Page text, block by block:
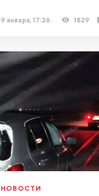
9 января, 17:26 1829
НОВОСТИ